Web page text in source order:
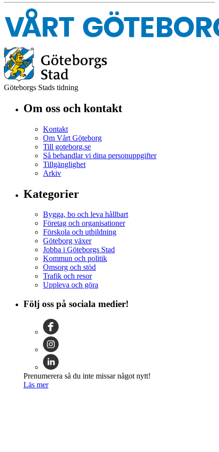
Göteborgs Stads tidning
Om oss och kontakt
Kontakt
Om Vårt Göteborg
Till goteborg.se
Så behandlar vi dina personuppgifter
Tillgänglighet
Arkiv
Kategorier
Bygga, bo och leva hållbart
Företag och organisationer
Förskola och utbildning
Göteborg växer
Jobba i Göteborgs Stad
Kommun och politik
Omsorg och stöd
Trafik och resor
Uppleva och göra
Följ oss på sociala medier!
Prenumerera så du inte missar något nytt!
Läs mer